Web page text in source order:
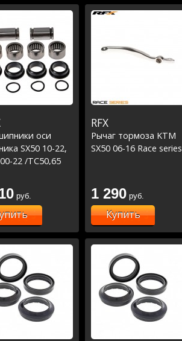
оси
SX50 10-22,
22 /TC50,65
руб.
RFX
Рычаг тормоза KTM
SX50 06-16 Race series
1 290 руб.
Купить